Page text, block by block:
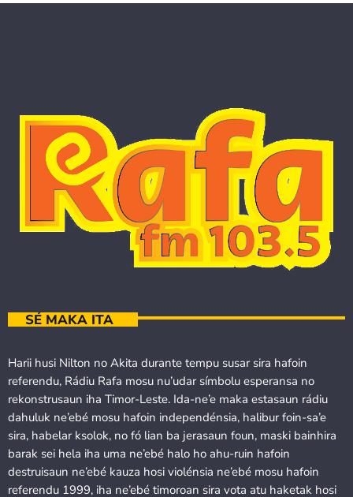
SÉ MAKA ITA
Harii husi Nilton no Akita durante tempu susar sira hafoin
referendu, Rádiu Rafa mosu nu’udar símbolu esperansa no
rekonstrusaun iha Timor-Leste. Ida-ne’e maka estasaun rádiu
dahuluk ne’ebé mosu hafoin independénsia, halibur foin-sa’e
sira, habelar ksolok, no fó lian ba jerasaun foun, maski bainhira
barak sei hela iha uma ne’ebé halo ho ahu-ruin hafoin
destruisaun ne’ebé kauza hosi violénsia ne’ebé mosu hafoin
referendu 1999, iha ne’ebé timoroan sira vota atu haketak hosi